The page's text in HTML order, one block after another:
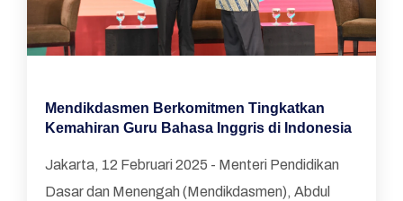
Mendikdasmen Berkomitmen Tingkatkan
Kemahiran Guru Bahasa Inggris di Indonesia
Jakarta, 12 Februari 2025 - Menteri Pendidikan
Dasar dan Menengah (Mendikdasmen), Abdul